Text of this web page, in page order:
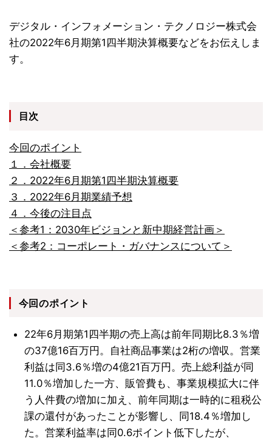
デジタル・インフォメーション・テクノロジー株式会
社の2022年6月期第1四半期決算概要などをお伝えしま
す。
目次
今回のポイント
１．会社概要
２．2022年6月期第1四半期決算概要
３．2022年6月期業績予想
４．今後の注目点
＜参考1：2030年ビジョンと新中期経営計画＞
＜参考2：コーポレート・ガバナンスについて＞
今回のポイント
22年6月期第1四半期の売上高は前年同期比8.3％増
の37億16百万円。自社商品事業は2桁の増収。営業
利益は同3.6％増の4億21百万円。売上総利益が同
11.0％増加した一方、販管費も、事業規模拡大に伴
う人件費の増加に加え、前年同期は一時的に租税公
課の還付があったことが影響し、同18.4％増加し
た。営業利益率は同0.6ポイント低下したが、